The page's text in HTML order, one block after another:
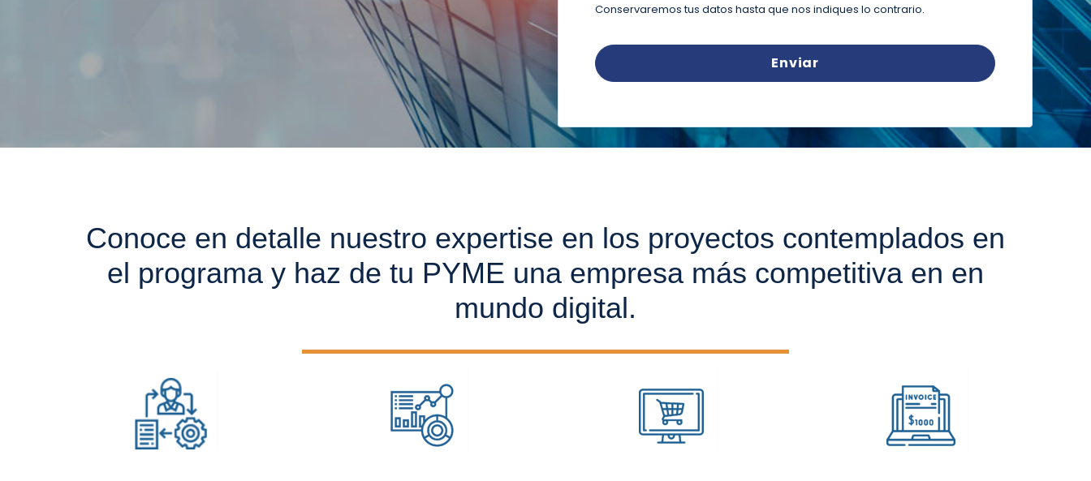
Conservaremos tus datos hasta que nos indiques lo contrario.
Conoce en detalle nuestro expertise en los proyectos contemplados en
el programa y haz de tu PYME una empresa más competitiva en en
mundo digital.